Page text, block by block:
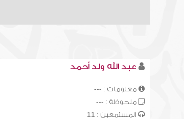
عبد الله ولد أحمد
معلومات : ---
ملحوظة : ---
المستمعين : 11